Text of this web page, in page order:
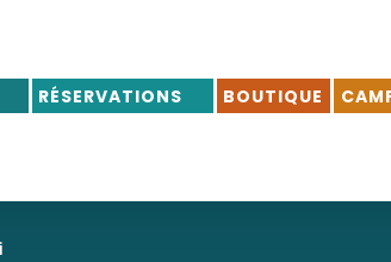
RÉSERVATIONS BOUTIQUE